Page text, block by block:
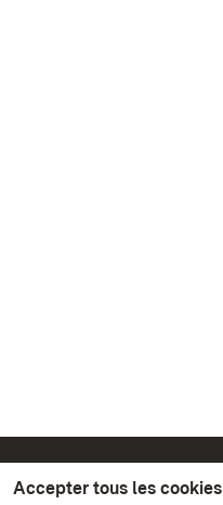
Accepter tous les cookies